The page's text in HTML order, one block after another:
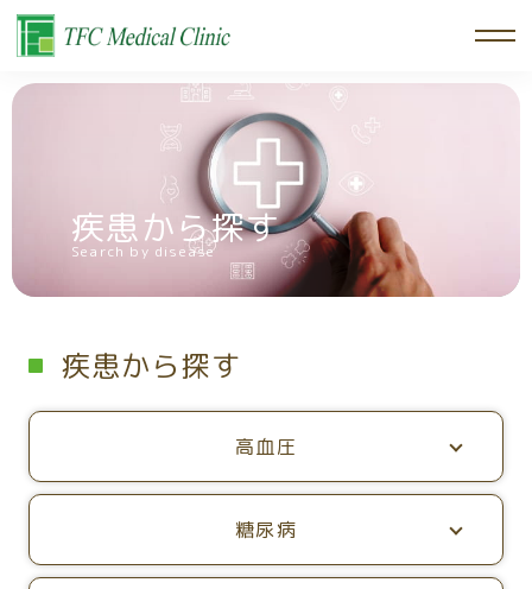
疾患から探す
Search by disease
疾患から探す
高血圧
糖尿病